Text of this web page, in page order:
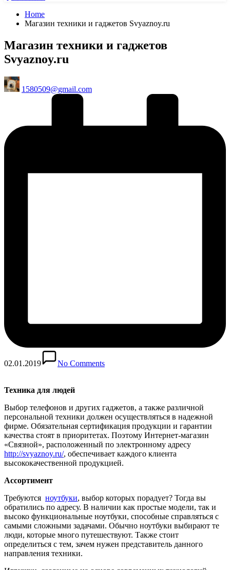
Home
Магазин техники и гаджетов Svyaznoy.ru
Магазин техники и гаджетов
Svyaznoy.ru
Posted
by
1580509@gmail.com
02.01.2019 No Comments
Техника для людей
Выбор телефонов и других гаджетов, а также различной
персональной техники должен осуществляться в надежной
фирме. Обязательная сертификация продукции и гарантии
качества стоят в приоритетах. Поэтому Интернет-магазин
«Связной», расположенный по электронному адресу
http://svyaznoy.ru/, обеспечивает каждого клиента
высококачественной продукцией.
Ассортимент
Требуются ноутбуки, выбор которых порадует? Тогда вы
обратились по адресу. В наличии как простые модели, так и
высоко функциональные ноутбуки, способные справляться с
самыми сложными задачами. Обычно ноутбуки выбирают те
люди, которые много путешествуют. Также стоит
определиться с тем, зачем нужен представитель данного
направления техники.